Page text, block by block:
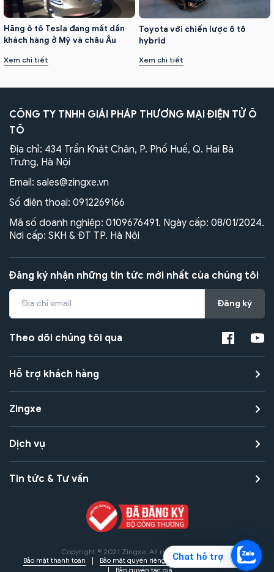
Chat hỗ trợ
Hãng ô tô Tesla đang mất dần
khách hàng ở Mỹ và châu Âu
Xem chi tiết
Toyota với chiến lược ô tô
hybrid
Xem chi tiết
CÔNG TY TNHH GIẢI PHÁP THƯƠNG MẠI ĐIỆN TỬ Ô
TÔ
Địa chỉ: 434 Trần Khát Chân, P. Phố Huế, Q. Hai Bà
Trưng, Hà Nội
Email: sales@zingxe.vn
Số điện thoại: 0912269166
Mã số doanh nghiệp: 0109676491. Ngày cấp: 08/01/2024.
Nơi cấp: SKH & ĐT TP. Hà Nội
Đăng ký nhận những tin tức mới nhất của chúng tôi
Đăng ký
Theo dõi chúng tôi qua
Hỗ trợ khách hàng
Zingxe
Dịch vụ
Tin tức & Tư vấn
Copyright © 2021 Zingxe. All rights reserved
Bảo mật thanh toán Bảo mật quyền riêng tư
Điều khoản sử dụng
Bản quyền tác giả